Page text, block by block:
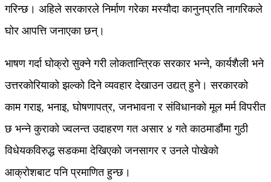
गरिन्छ। अहिले सरकारले निर्माण गरेका मस्यौदा कानुनप्रति नागरिकले
घोर आपत्ति जनाएका छन्।
भाषण गर्दा घोक्रो सुक्ने गरी लोकतान्त्रिक सरकार भन्ने, कार्यशैली भने
उत्तरकोरियाको झल्को दिने व्यवहार देखाउन उद्यत् हुने। सरकारको
काम गराइ, भनाइ, घोषणापत्र, जनभावना र संविधानको मूल मर्म विपरीत
छ भन्ने कुराको ज्वलन्त उदाहरण गत असार ४ गते काठमाडौंमा गुठी
विधेयकविरुद्ध सडकमा देखिएको जनसागर र उनले पोखेको
आक्रोशबाट पनि प्रमाणित हुन्छ।